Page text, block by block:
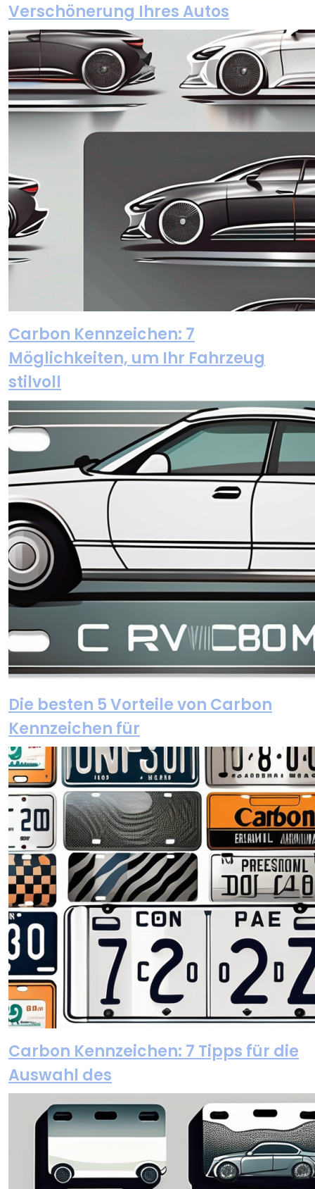
Verschönerung Ihres Autos
Carbon Kennzeichen: 7
Möglichkeiten, um Ihr Fahrzeug
stilvoll
Die besten 5 Vorteile von Carbon
Kennzeichen für
Carbon Kennzeichen: 7 Tipps für die
Auswahl des